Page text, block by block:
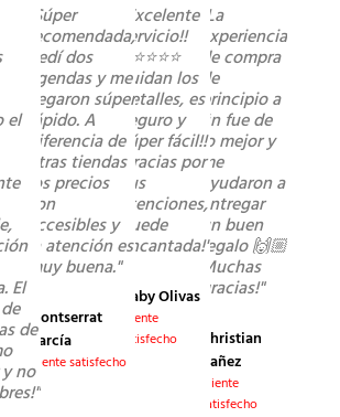
el
El
de
no
"Súper
recomendada,
pedí dos
agendas y me
llegaron súper
rápido. A
diferencia de
otras tiendas
los precios
son
accesibles y
la atención es
muy buena."
Montserrat
García
Cliente satisfecho
"Excelente
servicio!!
⭐️⭐️⭐️⭐️⭐️
cuidan los
detalles, es
seguro y
súper fácil!!
Gracias por
sus
atenciones,
quede
encantada!"
Gaby Olivas
Cliente
satisfecho
"La
experiencia
de compra
de
principio a
fin fue de
lo mejor y
me
ayudaron a
entregar
un buen
regalo 🙌🏼
Muchas
gracias!"
Christian
Yañez
Cliente
satisfecho